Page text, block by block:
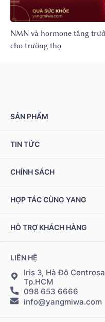
NMN và hormone tăng
cho trường thọ
SẢN PHẨM
Yang NMN™ 15000 mg
Ziptamin
Bộ kiểm tra NAD +
TIN TỨC
Sự kiện & Ưu đãi
Tuyển dụng
CHÍNH SÁCH
Giải quyết khiếu nại
Điều khoản sử dụng
HỢP TÁC CÙNG YANG
Chính sách đại lý
HỖ TRỢ KHÁCH HÀNG
Đặt hàng & thanh toán
Giao hàng & vận chuyển
Hệ thống điểm bán
LIÊN HỆ
Iris 3, Hà Đô
Tp.HCM
098 653 6666
info@yangmiwa.com